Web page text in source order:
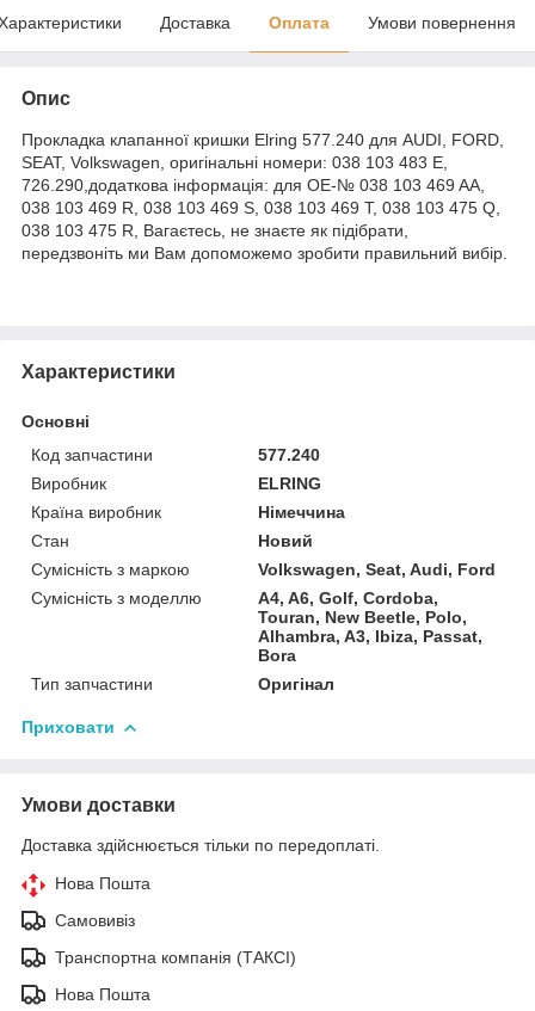
Доставка Оплата Умови повернення
Опис
Прокладка клапанної кришки Elring 577.240 для AUDI, FORD,
SEAT, Volkswagen, оригінальні номери: 038 103 483 E,
726.290,додаткова інформація: для OE-№ 038 103 469 AA,
038 103 469 R, 038 103 469 S, 038 103 469 T, 038 103 475 Q,
038 103 475 R, Вагаєтесь, не знаєте як підібрати,
передзвоніть ми Вам допоможемо зробити правильний вибір.
Характеристики
Основні
Код запчастини
577.240
Виробник
ELRING
Країна виробник
Німеччина
Стан
Новий
Сумісність з маркою
Volkswagen, Seat, Audi, Ford
Сумісність з моделлю
A4, A6, Golf, Cordoba,
Touran, New Beetle, Polo,
Alhambra, A3, Ibiza, Passat,
Bora
Тип запчастини
Оригінал
Приховати
Умови доставки
Доставка здійснюється тільки по передоплаті.
Нова Пошта
Самовивіз
Транспортна компанія (ТАКСІ)
Нова Пошта